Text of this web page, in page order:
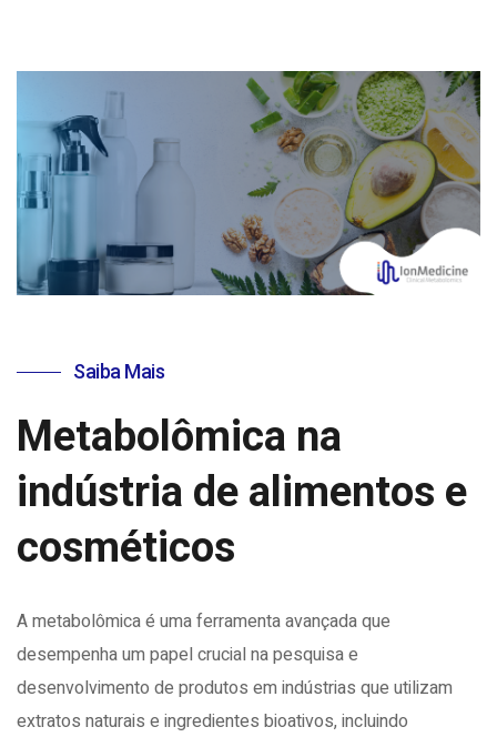
Saiba Mais
Metabolômica na
indústria de alimentos e
cosméticos
A metabolômica é uma ferramenta avançada que
desempenha um papel crucial na pesquisa e
desenvolvimento de produtos em indústrias que utilizam
extratos naturais e ingredientes bioativos, incluindo